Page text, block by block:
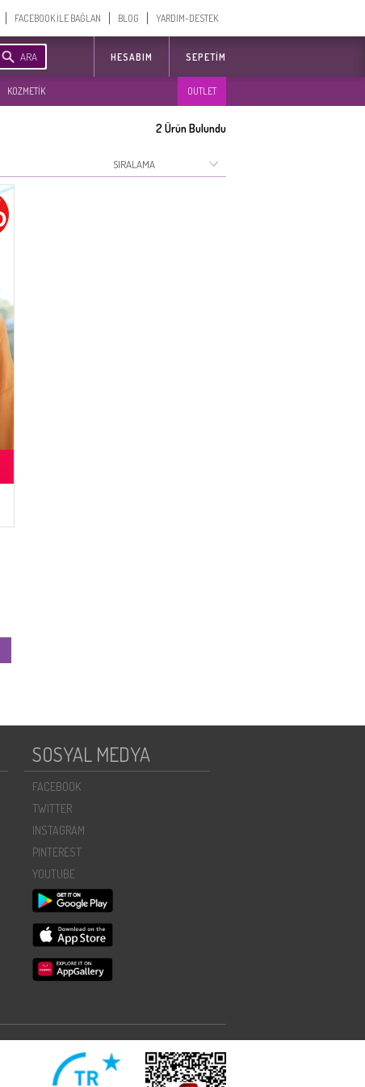
FACEBOOK İLE BAĞLAN BLOG YARDIM-DESTEK
ARA HESABIM SEPETIM
KOZMETİK OUTLET
2 Ürün Bulundu
SOSYAL MEDYA
FACEBOOK
TWITTER
INSTAGRAM
PINTEREST
YOUTUBE